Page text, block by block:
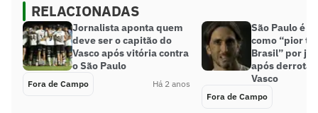
RELACIONADAS
Jornalista aponta quem
deve ser o capitão do
Vasco após vitória contra
o São Paulo
Fora de Campo Há 2 anos
São Paulo é
como “pior
Brasil” por
após derrota
Vasco
Fora de Campo